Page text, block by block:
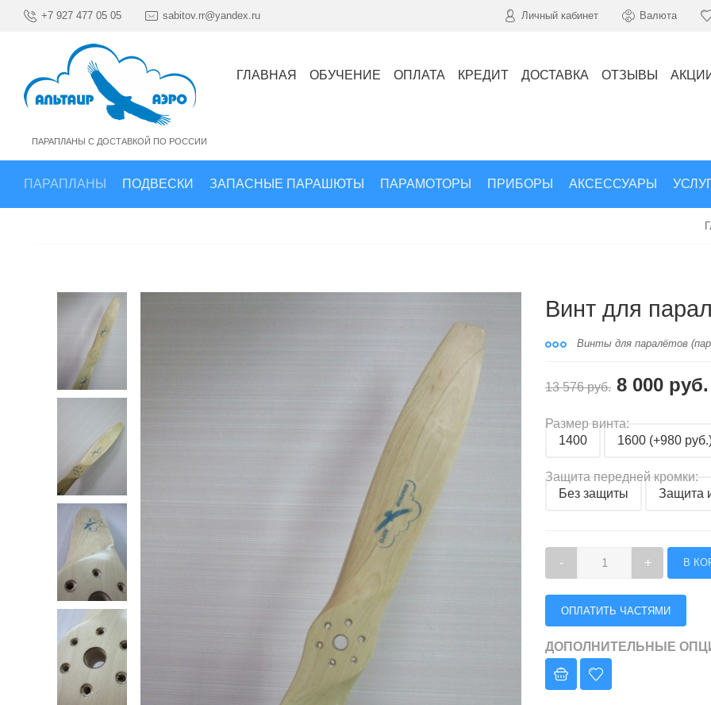
+7 927 477 05 05 sabitov.rr@yandex.ru Личный кабинет Валюта
ПАРАПЛАНЫ С ДОСТАВКОЙ ПО РОССИИ
ГЛАВНАЯ ОБУЧЕНИЕ ОПЛАТА КРЕДИТ ДОСТАВКА ОТЗЫВЫ
ПАРАПЛАНЫ ПОДВЕСКИ ЗАПАСНЫЕ ПАРАШЮТЫ ПАРАМОТОРЫ ПРИБОРЫ АКСЕССУАРЫ
Винт для
Винты для паралётов
13 576 руб. 8 000 руб.
Размер винта:
1400
1600 (+980
Защита передней кромки:
Без защиты
Защита
- +
ОПЛАТИТЬ ЧАСТЯМИ
ДОПОЛНИТЕЛЬНЫЕ